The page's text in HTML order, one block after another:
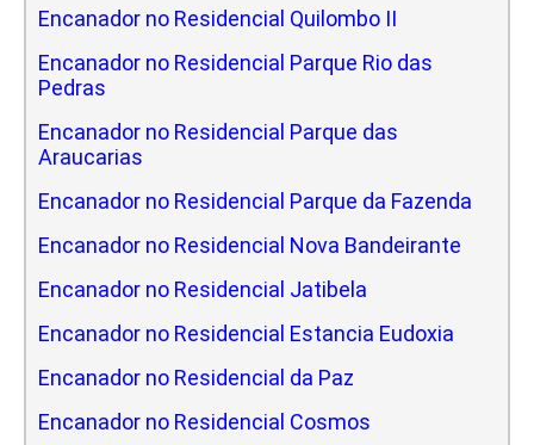
Encanador no Residencial Quilombo II
Encanador no Residencial Parque Rio das
Pedras
Encanador no Residencial Parque das
Araucarias
Encanador no Residencial Parque da Fazenda
Encanador no Residencial Nova Bandeirante
Encanador no Residencial Jatibela
Encanador no Residencial Estancia Eudoxia
Encanador no Residencial da Paz
Encanador no Residencial Cosmos